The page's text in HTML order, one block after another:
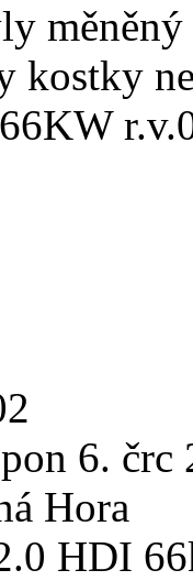
kostky
pon 6. črc
Hora
HDI